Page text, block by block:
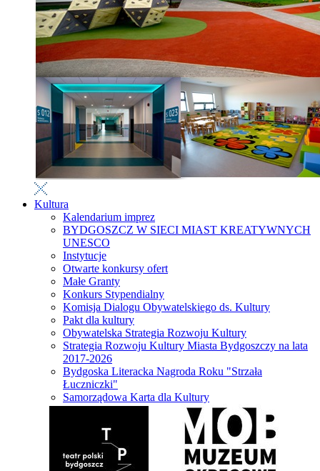
Kultura
Kalendarium imprez
BYDGOSZCZ W SIECI MIAST KREATYWNYCH
UNESCO
Instytucje
Otwarte konkursy ofert
Małe Granty
Konkurs Stypendialny
Komisja Dialogu Obywatelskiego ds. Kultury
Pakt dla kultury
Obywatelska Strategia Rozwoju Kultury
Strategia Rozwoju Kultury Miasta Bydgoszczy na lata
2017-2026
Bydgoska Literacka Nagroda Roku "Strzała
Łuczniczki"
Samorządowa Karta dla Kultury